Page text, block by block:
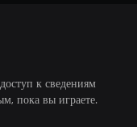
к сведениям
пока вы играете.